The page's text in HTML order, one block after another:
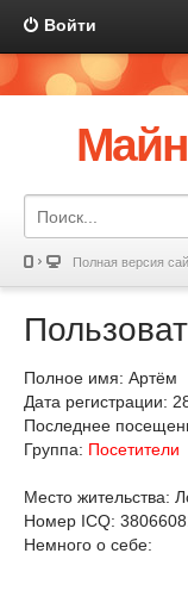
Войти
Полная версия
Полное имя: Артём
Дата регистрации:
Последнее
Группа: Посетители
Место жительства:
Номер ICQ:
Немного о себе: